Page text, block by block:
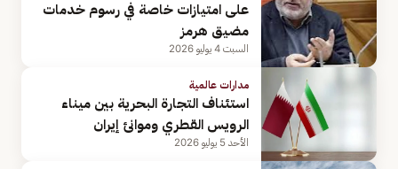
على امتيازات خاصة في رسوم خدمات
مضيق هرمز
السبت 4 يوليو 2026
مدارات عالمية
استئناف التجارة البحرية بين ميناء
الرويس القطري وموانئ إيران
الأحد 5 يوليو 2026